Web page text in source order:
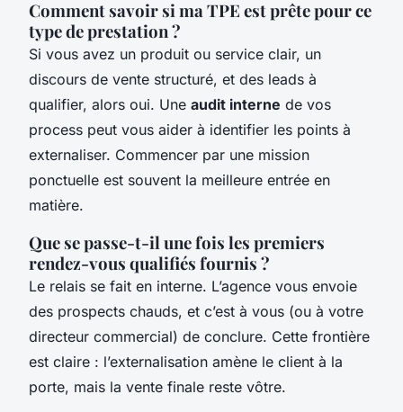
Comment savoir si ma TPE est prête pour ce
type de prestation ?
Si vous avez un produit ou service clair, un
discours de vente structuré, et des leads à
qualifier, alors oui. Une audit interne de vos
process peut vous aider à identifier les points à
externaliser. Commencer par une mission
ponctuelle est souvent la meilleure entrée en
matière.
Que se passe-t-il une fois les premiers
rendez-vous qualifiés fournis ?
Le relais se fait en interne. L’agence vous envoie
des prospects chauds, et c’est à vous (ou à votre
directeur commercial) de conclure. Cette frontière
est claire : l’externalisation amène le client à la
porte, mais la vente finale reste vôtre.